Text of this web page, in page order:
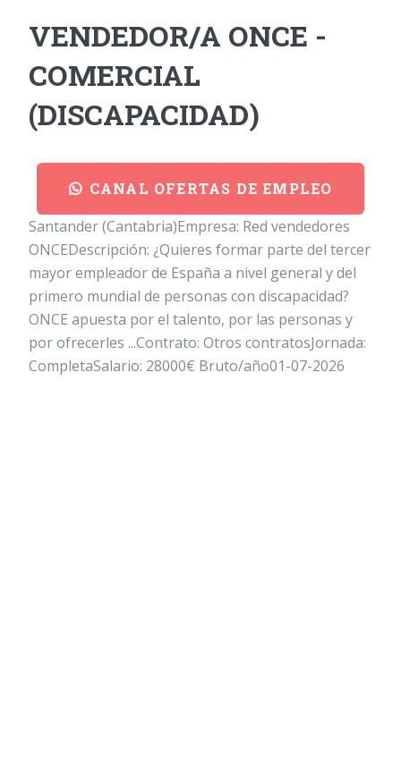
VENDEDOR/A ONCE -
COMERCIAL
(DISCAPACIDAD)
CANAL OFERTAS DE EMPLEO
Santander (Cantabria)Empresa: Red vendedores
ONCEDescripción: ¿Quieres formar parte del tercer
mayor empleador de España a nivel general y del
primero mundial de personas con discapacidad?
ONCE apuesta por el talento, por las personas y
por ofrecerles ...Contrato: Otros contratosJornada:
CompletaSalario: 28000€ Bruto/año01-07-2026